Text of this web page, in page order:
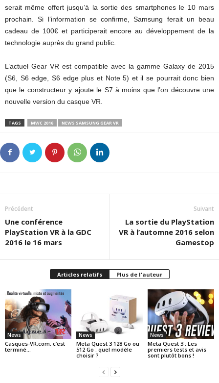
serait même offert jusqu’à la sortie des smartphones le 10 mars
prochain. Si l’information se confirme, Samsung ferait un beau
cadeau de 100€ et participerait encore au développement de la
technologie auprès du grand public.
L’actuel Gear VR est compatible avec la gamme Galaxy de 2015
(S6, S6 edge, S6 edge plus et Note 5) et il se pourrait donc bien
que le constructeur y ajoute le S7 à moins que l’on découvre une
nouvelle version du casque VR.
TAGS MWC 2016 NEWS SAMSUNG GEAR VR
Précédent
Une conférence
PlayStation VR à la GDC
2016 le 16 mars
Suivant
La sortie du PlayStation
VR à l’automne 2016 selon
Gamestop
Articles relatifs Plus de l'auteur
News
Casques-VR.com, c’est
terminé…
News
Meta Quest 3 128 Go ou
512 Go : quel modèle
choisir ?
News
Meta Quest 3 : Les
premiers tests et avis
sont plutôt bons !